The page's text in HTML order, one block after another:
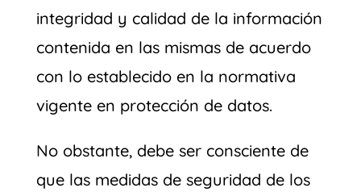
integridad y calidad de la información
contenida en las mismas de acuerdo
con lo establecido en la normativa
vigente en protección de datos.
No obstante, debe ser consciente de
que las medidas de seguridad de los